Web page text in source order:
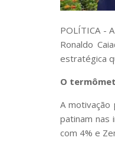
POLÍTICA -
Ronaldo
estratégica
O
A motivação
patinam nas
com 4% e